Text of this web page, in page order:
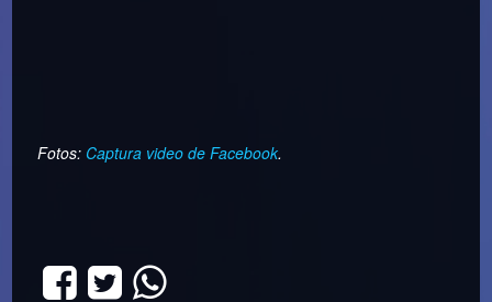
Fotos: Captura video de Facebook.